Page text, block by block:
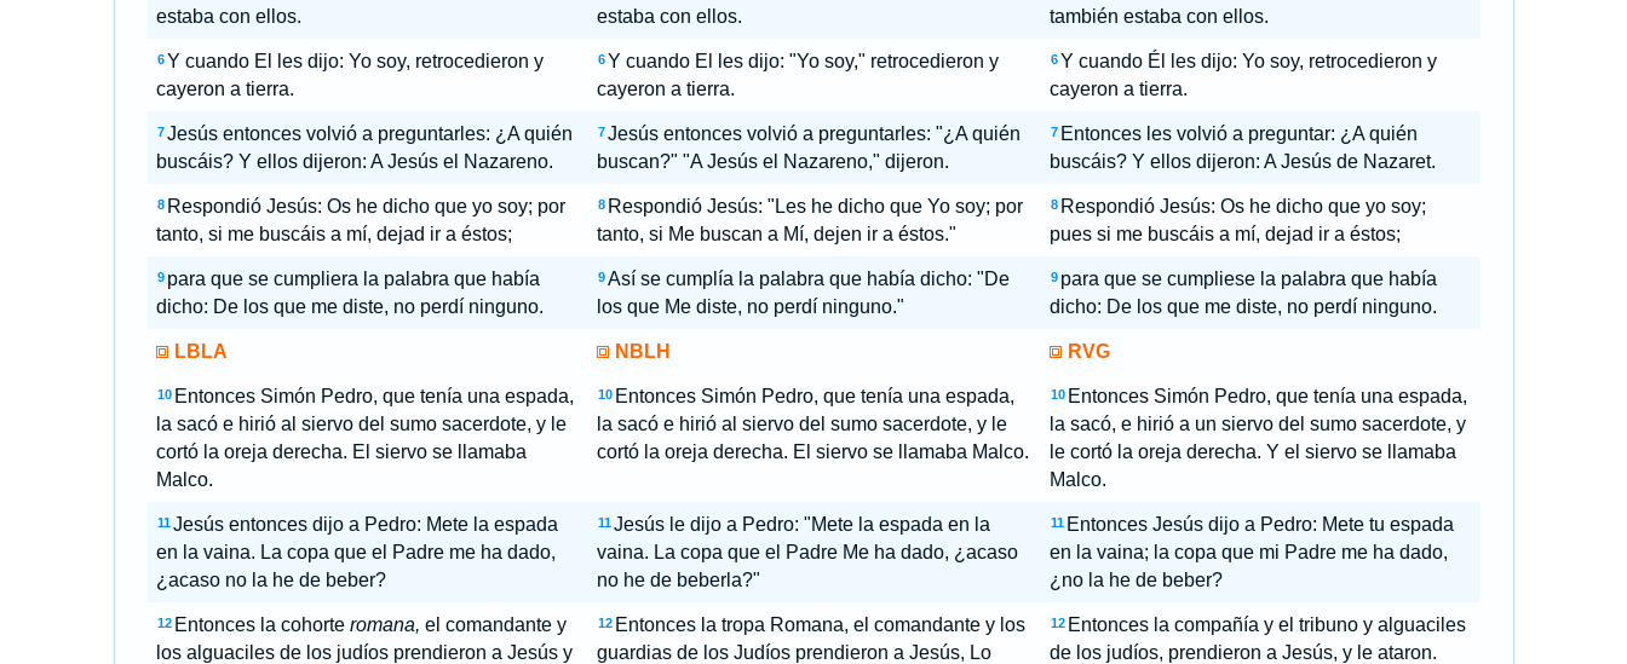
estaba con ellos.
estaba con ellos.
también estaba con ellos.
6 Y cuando El les dijo: Yo soy, retrocedieron y
cayeron a tierra.
6 Y cuando El les dijo: "Yo soy," retrocedieron y
cayeron a tierra.
6 Y cuando Él les dijo: Yo soy, retrocedieron y
cayeron a tierra.
7 Jesús entonces volvió a preguntarles: ¿A quién
buscáis? Y ellos dijeron: A Jesús el Nazareno.
7 Jesús entonces volvió a preguntarles: "¿A quién
buscan?" "A Jesús el Nazareno," dijeron.
7 Entonces les volvió a preguntar: ¿A quién
buscáis? Y ellos dijeron: A Jesús de Nazaret.
8 Respondió Jesús: Os he dicho que yo soy; por
tanto, si me buscáis a mí, dejad ir a éstos;
8 Respondió Jesús: "Les he dicho que Yo soy; por
tanto, si Me buscan a Mí, dejen ir a éstos."
8 Respondió Jesús: Os he dicho que yo soy;
pues si me buscáis a mí, dejad ir a éstos;
9 para que se cumpliera la palabra que había
dicho: De los que me diste, no perdí ninguno.
9 Así se cumplía la palabra que había dicho: "De
los que Me diste, no perdí ninguno."
9 para que se cumpliese la palabra que había
dicho: De los que me diste, no perdí ninguno.
LBLA NBLH RVG
10 Entonces Simón Pedro, que tenía una espada,
la sacó e hirió al siervo del sumo sacerdote, y le
cortó la oreja derecha. El siervo se llamaba
Malco.
10 Entonces Simón Pedro, que tenía una espada,
la sacó e hirió al siervo del sumo sacerdote, y le
cortó la oreja derecha. El siervo se llamaba Malco.
10 Entonces Simón Pedro, que tenía una espada,
la sacó, e hirió a un siervo del sumo sacerdote, y
le cortó la oreja derecha. Y el siervo se llamaba
Malco.
11 Jesús entonces dijo a Pedro: Mete la espada
en la vaina. La copa que el Padre me ha dado,
¿acaso no la he de beber?
11 Jesús le dijo a Pedro: "Mete la espada en la
vaina. La copa que el Padre Me ha dado, ¿acaso
no he de beberla?"
11 Entonces Jesús dijo a Pedro: Mete tu espada
en la vaina; la copa que mi Padre me ha dado,
¿no la he de beber?
12 Entonces la cohorte romana, el comandante y
los alguaciles de los judíos prendieron a Jesús y
12 Entonces la tropa Romana, el comandante y los
guardias de los Judíos prendieron a Jesús, Lo
12 Entonces la compañía y el tribuno y alguaciles
de los judíos, prendieron a Jesús, y le ataron.